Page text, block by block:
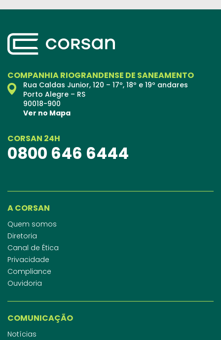
COMPANHIA RIOGRANDENSE DE SANEAMENTO
Rua Caldas Junior, 120 – 17º, 18º e 19º andares
Porto Alegre – RS
90018-900
Ver no Mapa
CORSAN 24H
0800 646 6444
A CORSAN
Quem somos
Diretoria
Canal de Ética
Privacidade
Compliance
Ouvidoria
COMUNICAÇÃO
Notícias